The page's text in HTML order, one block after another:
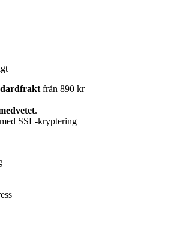
från 890 kr
.
med SSL-kryptering